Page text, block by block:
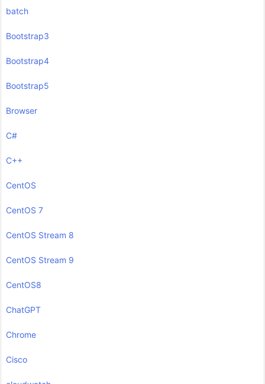
batch
Bootstrap3
Bootstrap4
Bootstrap5
Browser
C#
C++
CentOS
CentOS 7
CentOS Stream 8
CentOS Stream 9
CentOS8
ChatGPT
Chrome
Cisco